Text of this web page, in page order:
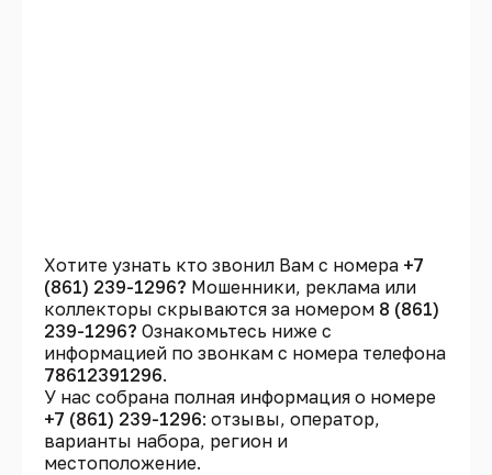
Хотите узнать кто звонил Вам с номера +7
(861) 239-1296? Мошенники, реклама или
коллекторы скрываются за номером 8 (861)
239-1296? Ознакомьтесь ниже с
информацией по звонкам с номера телефона
78612391296.
У нас собрана полная информация о номере
+7 (861) 239-1296: отзывы, оператор,
варианты набора, регион и
местоположение.